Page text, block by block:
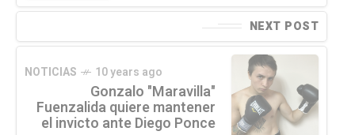
NEXT POST
NOTICIAS 10 years ago
Gonzalo "Maravilla"
Fuenzalida quiere mantener
el invicto ante Diego Ponce